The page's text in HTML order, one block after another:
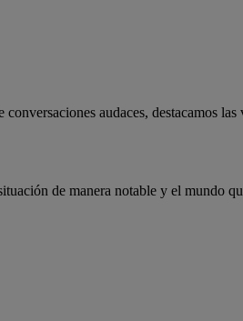
audaces, destacamos las
de manera notable y el mundo